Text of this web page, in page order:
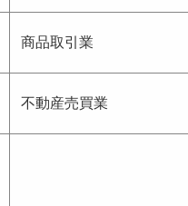
商品取引業
不動産売買業